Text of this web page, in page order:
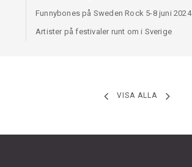
Funnybones på Sweden Rock 5-8 juni 2024
Artister på festivaler runt om i Sverige
VISA ALLA